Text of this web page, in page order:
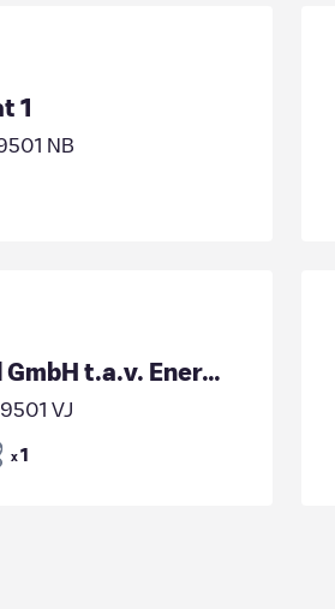
1
NB
Lidl Nederland GmbH t.a.v. Energie/dc353a13-8ae2-4289-91b0-cd9d8af612c2
VJ
x 1